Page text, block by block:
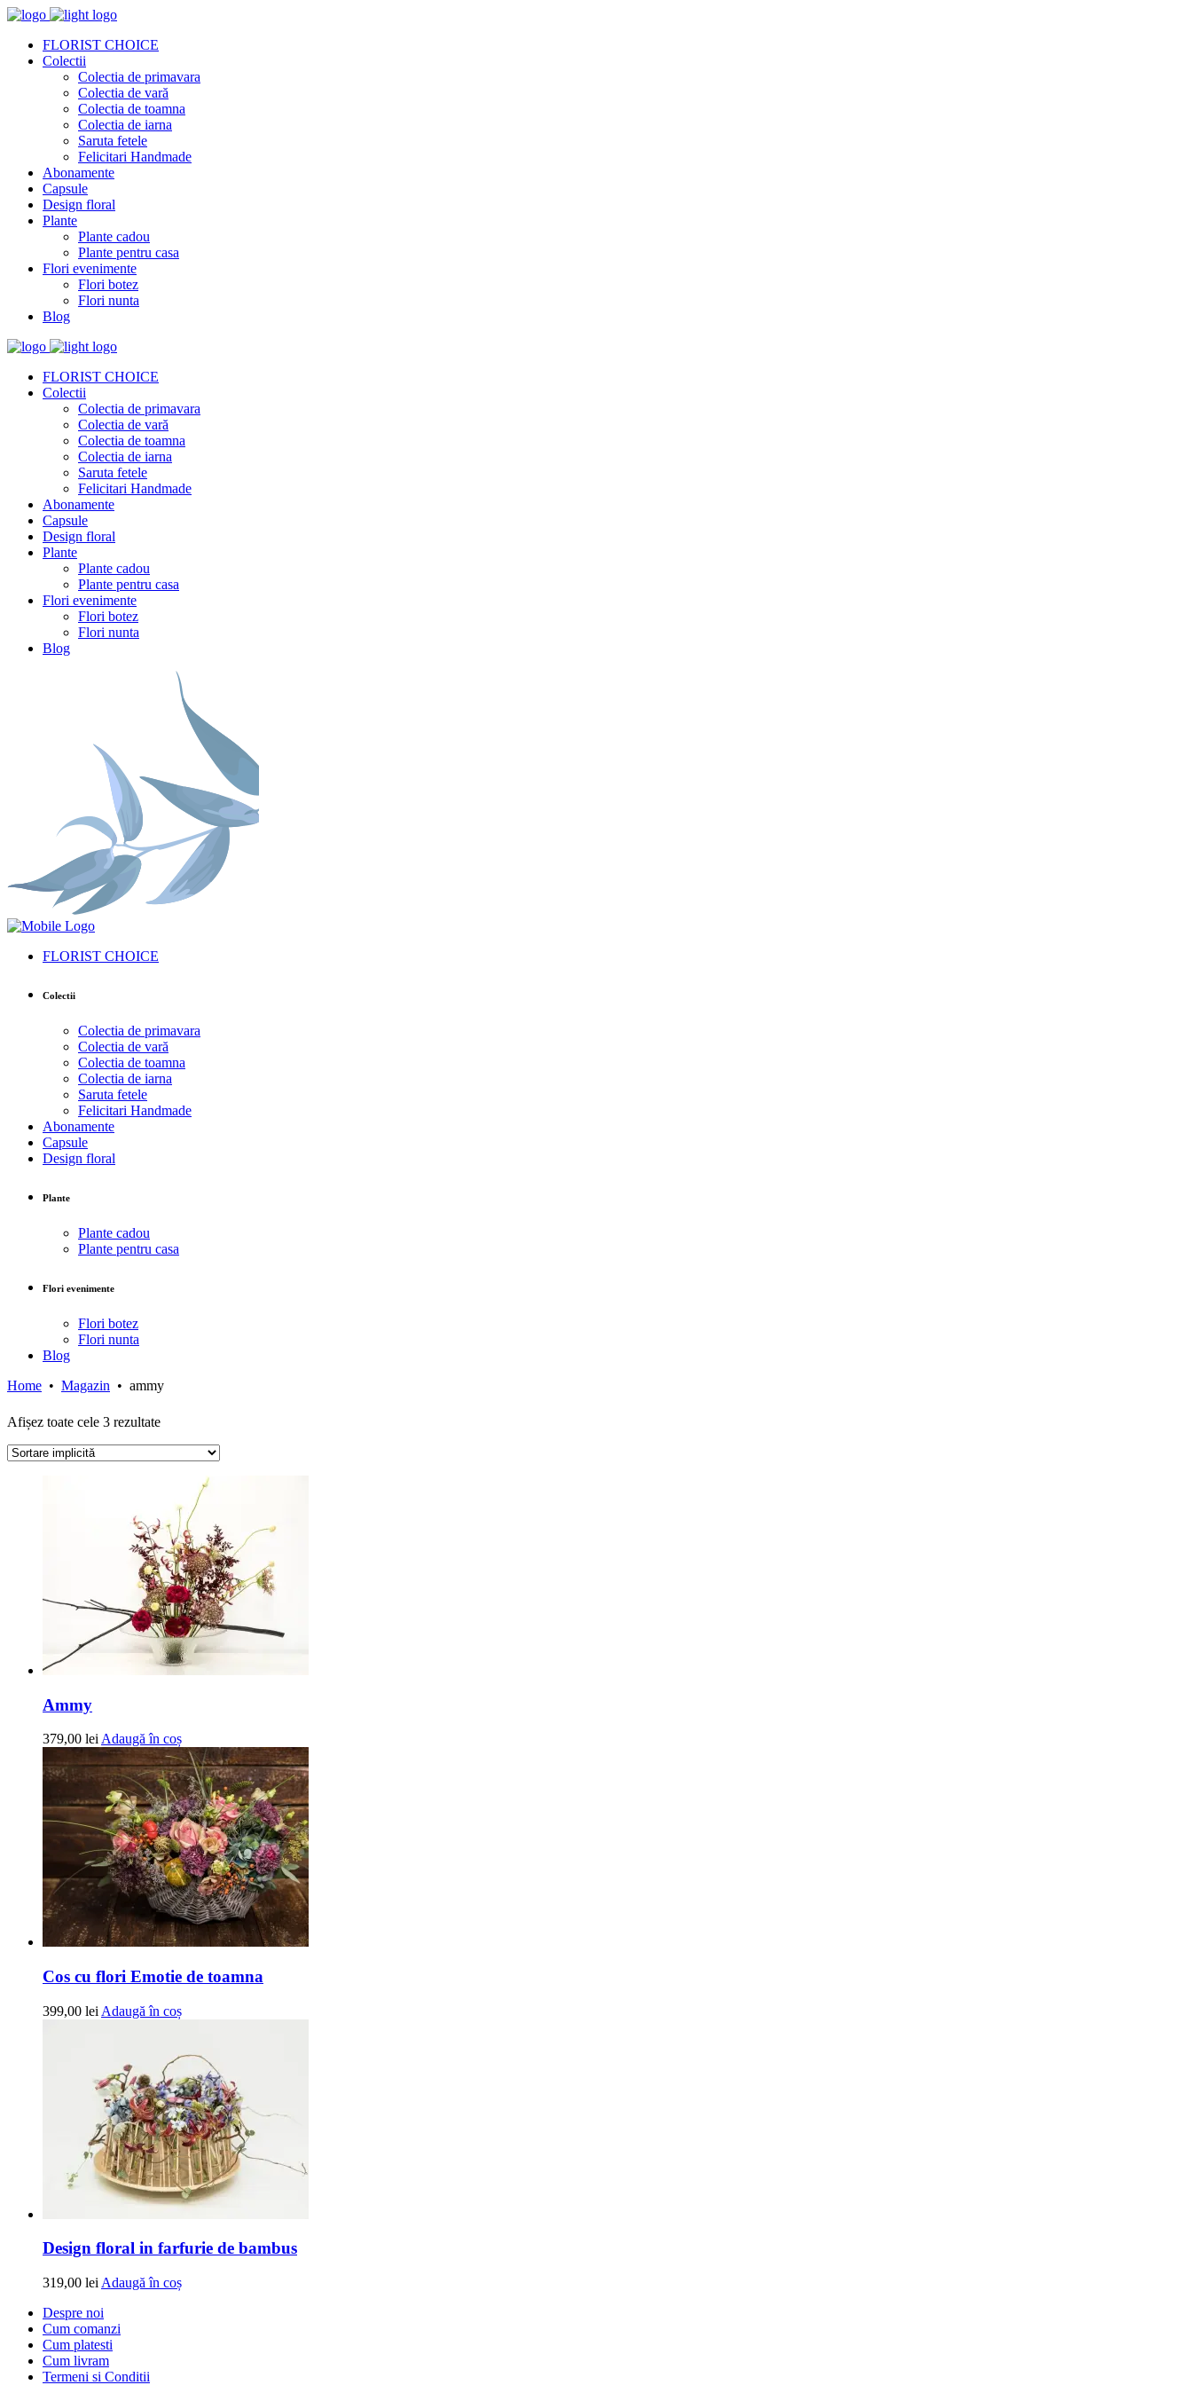
FLORIST CHOICE
Colectii
Colectia de primavara
Colectia de vară
Colectia de toamna
Colectia de iarna
Saruta fetele
Felicitari Handmade
Abonamente
Capsule
Design floral
Plante
Plante cadou
Plante pentru casa
Flori evenimente
Flori botez
Flori nunta
Blog
FLORIST CHOICE
Colectii
Colectia de primavara
Colectia de vară
Colectia de toamna
Colectia de iarna
Saruta fetele
Felicitari Handmade
Abonamente
Capsule
Design floral
Plante
Plante cadou
Plante pentru casa
Flori evenimente
Flori botez
Flori nunta
Blog
FLORIST CHOICE
Colectii
Colectia de primavara
Colectia de vară
Colectia de toamna
Colectia de iarna
Saruta fetele
Felicitari Handmade
Abonamente
Capsule
Design floral
Plante
Plante cadou
Plante pentru casa
Flori evenimente
Flori botez
Flori nunta
Blog
Home • Magazin • ammy
Afișez toate cele 3 rezultate
Ammy
379,00 lei Adaugă în coș
Cos cu flori Emotie de toamna
399,00 lei Adaugă în coș
Design floral in farfurie de bambus
319,00 lei Adaugă în coș
Despre noi
Cum comanzi
Cum platesti
Cum livram
Termeni si Conditii